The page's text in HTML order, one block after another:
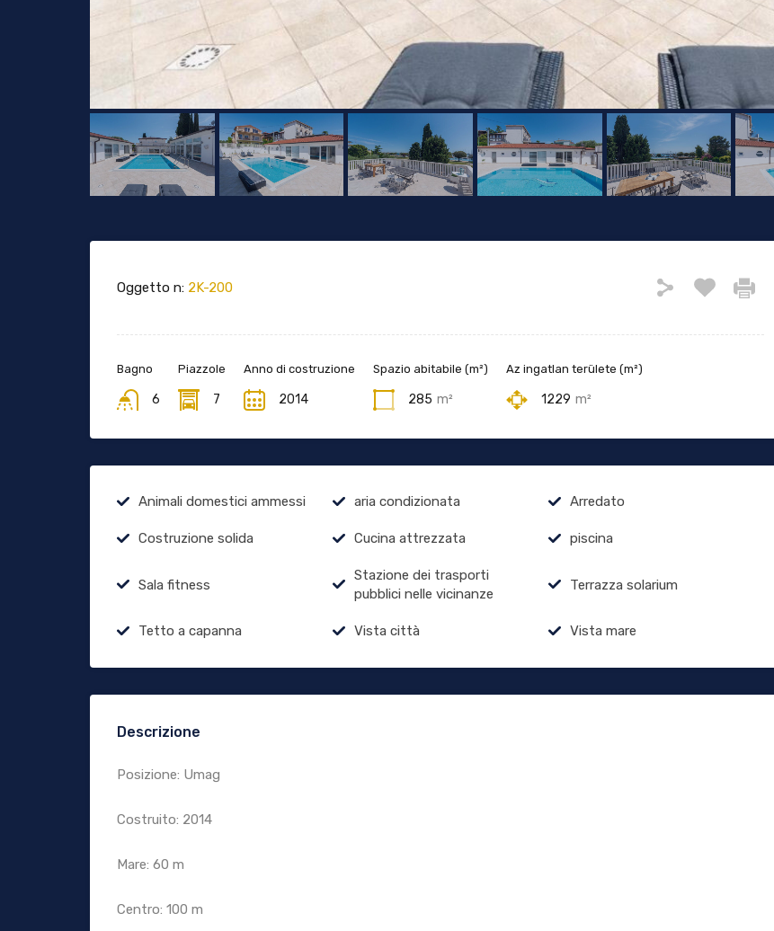
Oggetto n: 2K-200
Bagno
6
Piazzole
7
Anno di costruzione
2014
Spazio abitabile (m²)
285 m²
Az ingatlan területe (m²)
1229 m²
Animali domestici ammessi aria condizionata Arredato
Costruzione solida Cucina attrezzata piscina
Sala fitness
Stazione dei trasporti
pubblici nelle vicinanze
Terrazza solarium
Tetto a capanna Vista città Vista mare
Descrizione
Posizione: Umag
Costruito: 2014
Mare: 60 m
Centro: 100 m